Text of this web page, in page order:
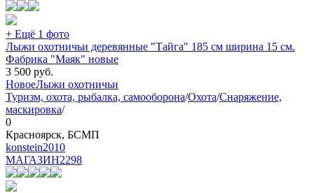
+ Ещё 1 фото
Лыжи охотничьи деревянные "Тайга" 185 см ширина 15 см.
Фабрика "Маяк" новые
3 500 руб.
НовоеЛыжи охотничьи
Туризм, охота, рыбалка, самооборона/Охота/Снаряжение,
маскировка/
0
Красноярск, БСМП
konstein2010
МАГАЗИН2298